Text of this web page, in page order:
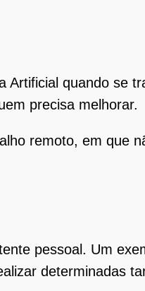
quando se
precisa melhorar.
remoto, em que
pessoal. Um
determinadas